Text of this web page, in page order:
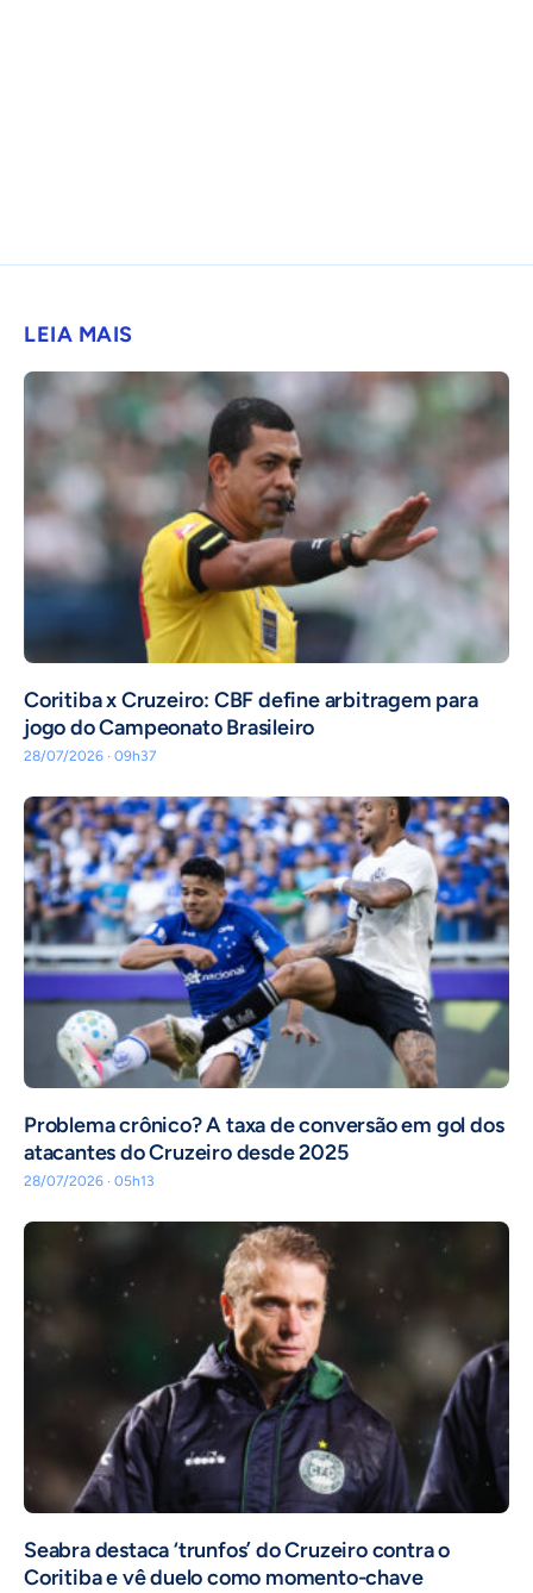
LEIA MAIS
Coritiba x Cruzeiro: CBF define arbitragem para
jogo do Campeonato Brasileiro
28/07/2026 · 09h37
Problema crônico? A taxa de conversão em gol dos
atacantes do Cruzeiro desde 2025
28/07/2026 · 05h13
Seabra destaca ‘trunfos’ do Cruzeiro contra o
Coritiba e vê duelo como momento-chave